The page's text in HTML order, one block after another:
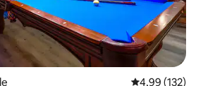
4,99 (132)